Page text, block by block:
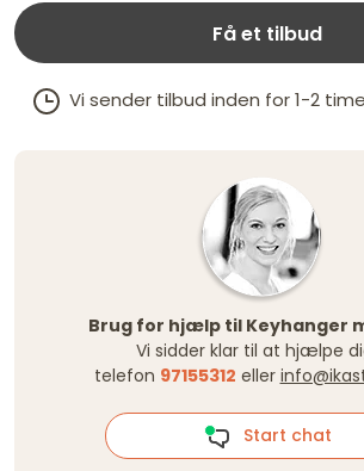
Få et tilbud
Vi sender tilbud inden for 1-2
Brug for hjælp til Keyhanger
Vi sidder klar til at hjælpe
telefon 97155312 eller
Start chat